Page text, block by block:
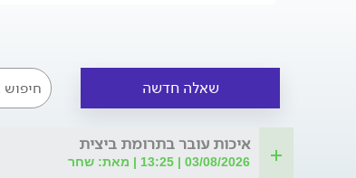
שאלה חדשה
איכות עובר בתרומת ביצית
03/08/2026 | 13:25 | מאת: שחר